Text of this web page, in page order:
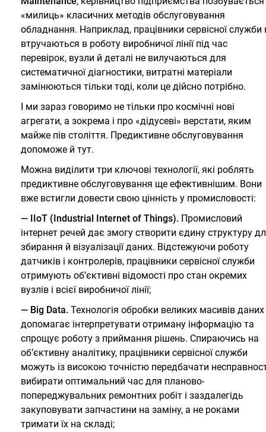
«милиць» класичних методів обслуговування
обладнання. Наприклад, працівники сервісної служби
втручаються в роботу виробничої лінії під час
перевірок, вузли й деталі не вилучаються для
систематичної діагностики, витратні матеріали
замінюються тільки тоді, коли це дійсно потрібно.
І ми зараз говоримо не тільки про космічні нові
агрегати, а зокрема і про «дідусеві» верстати, яким
майже пів століття. Предиктивне обслуговування
допоможе й тут.
Можна виділити три ключові технології, які роблять
предиктивне обслуговування ще ефективнішим. Вони
вже встигли довести свою цінність у промисловості:
— IIoT (Industrial Internet of Things).Промисловий
інтернет речей дає змогу створити єдину структуру
збирання й візуалізації даних. Відстежуючи роботу
датчиків і контролерів, працівники сервісної служби
отримують об’єктивні відомості про стан окремих
вузлів і всієї виробничої лінії;
— Big Data.Технологія обробки великих масивів даних
допомагає інтерпретувати отриману інформацію та
спрощує роботу з приймання рішень. Спираючись на
об’єктивну аналітику, працівники сервісної служби
можуть із високою точністю передбачати
вибирати оптимальний час для планово-
попереджувальних ремонтних робіт і заздалегідь
закуповувати запчастини на заміну, а не роками
тримати їх на складі;